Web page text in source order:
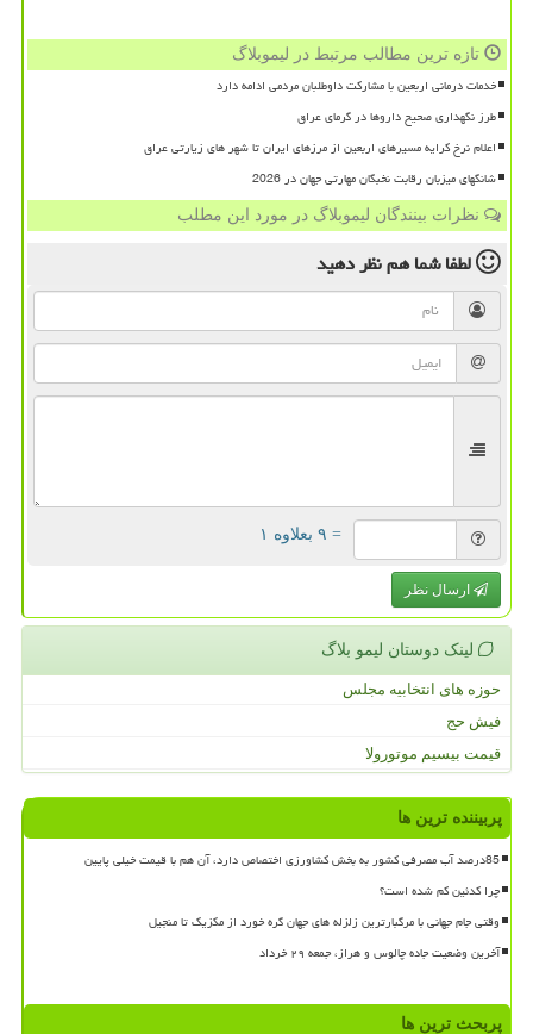
تازه ترین مطالب مرتبط در لیموبلاگ
خدمات درمانی اربعین با مشارکت داوطلبان مردمی ادامه دارد
طرز نگهداری صحیح داروها در گرمای عراق
اعلام نرخ کرایه مسیرهای اربعین از مرزهای ایران تا شهر های زیارتی عراق
شانگهای میزبان رقابت نخبگان مهارتی جهان در 2026
نظرات بینندگان لیموبلاگ در مورد این مطلب
لطفا شما همنظر دهید
= ۹ بعلاوه ۱
ارسال نظر
لینک دوستان لیمو بلاگ
حوزه های انتخابیه مجلس
فیش حج
قیمت بیسیم موتورولا
پربیننده ترین ها
85درصد آب مصرفی کشور به بخش کشاورزی اختصاص دارد، آن هم با قیمت خیلی پایین
چرا کدئین کم شده است؟
وقتی جام جهانی با مرگبارترین زلزله های جهان گره خورد از مکزیک تا منجیل
آخرین وضعیت جاده چالوس و هراز، جمعه ۲۹ خرداد
پربحث ترین ها